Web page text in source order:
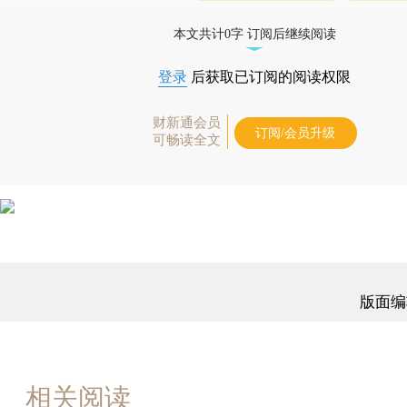
本文共计0字 订阅后继续阅读
登录 后获取已订阅的阅读权限
财新通会员
可畅读全文
订阅/会员升级
版面
相关阅读